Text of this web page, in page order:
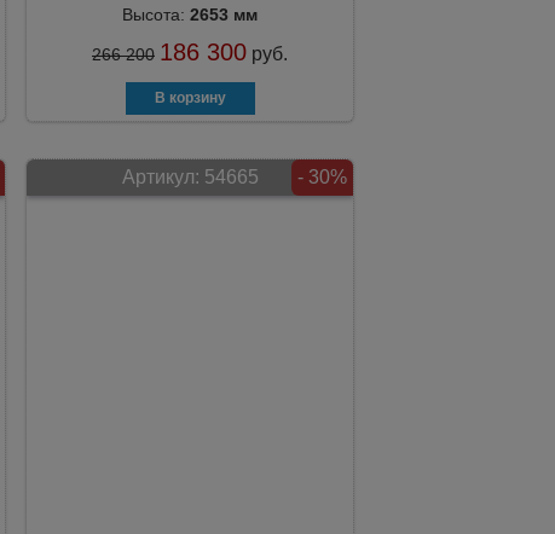
Высота: 2653 мм
266 200 186 300 руб.
Артикул: 54665 - 30%